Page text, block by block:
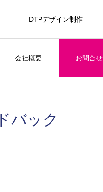
DTPデザイン制作
会社概要 お問合せ
バック